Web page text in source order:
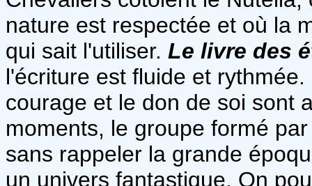
nature est respectée et où la
qui sait l'utiliser. Le livre des
l'écriture est fluide et
courage et le don de soi sont
moments, le groupe formé
sans rappeler la grande
un univers fantastique. On